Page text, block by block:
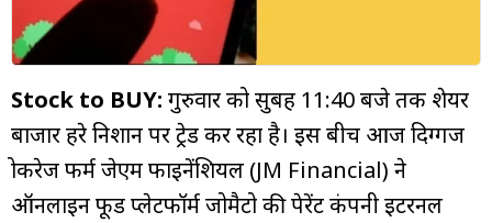
Stock to BUY: गुरुवार को सुबह 11:40 बजे तक शेयर
बाजार हरे निशान पर ट्रेड कर रहा है। इस बीच आज दिग्गज
ब्रोकरेज फर्म जेएम फाइनेंशियल (JM Financial) ने
ऑनलाइन फूड प्लेटफॉर्म जोमैटो की पेरेंट कंपनी इटरनल